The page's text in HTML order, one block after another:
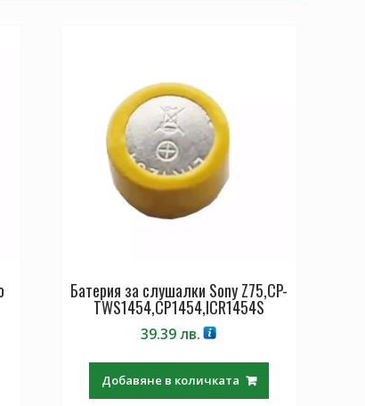
Батерия за слушалки Sony Z75,CP-
TWS1454,CP1454,ICR1454S
39.39лв.
Добавяне в количката